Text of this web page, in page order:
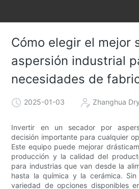
Cómo elegir el mejor
aspersión industrial
necesidades de
2025-01-03 Zhanghua
Invertir en un secador por
decisión importante para cualquier
Este equipo puede mejorar
producción y la calidad del
para industrias que van desde la
hasta la química y la cerámica.
variedad de opciones disponibles